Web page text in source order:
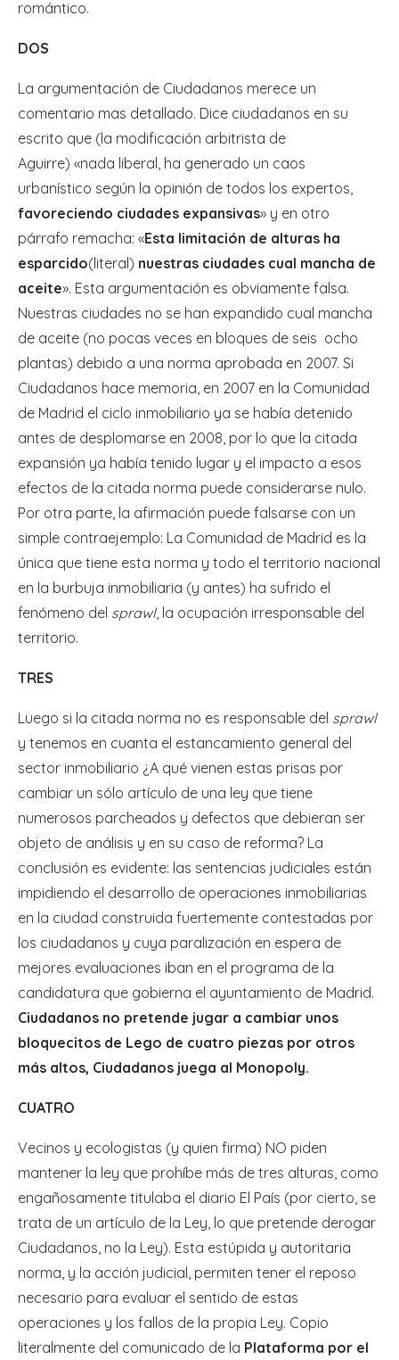
romántico.
DOS
La argumentación de Ciudadanos merece un
comentario mas detallado. Dice ciudadanos en su
escrito que (la modificación arbitrista de
Aguirre) «nada liberal, ha generado un caos
urbanístico según la opinión de todos los expertos,
favoreciendo ciudades expansivas» y en otro
párrafo remacha: «Esta limitación de alturas ha
esparcido(literal) nuestras ciudades cual mancha de
aceite». Esta argumentación es obviamente falsa.
Nuestras ciudades no se han expandido cual mancha
de aceite (no pocas veces en bloques de seis ocho
plantas) debido a una norma aprobada en 2007. Si
Ciudadanos hace memoria, en 2007 en la Comunidad
de Madrid el ciclo inmobiliario ya se había detenido
antes de desplomarse en 2008, por lo que la citada
expansión ya había tenido lugar y el impacto a esos
efectos de la citada norma puede considerarse nulo.
Por otra parte, la afirmación puede falsarse con un
simple contraejemplo: La Comunidad de Madrid es la
única que tiene esta norma y todo el territorio nacional
en la burbuja inmobiliaria (y antes) ha sufrido el
fenómeno del sprawl, la ocupación irresponsable del
territorio.
TRES
Luego si la citada norma no es responsable del sprawl
y tenemos en cuanta el estancamiento general del
sector inmobiliario ¿A qué vienen estas prisas por
cambiar un sólo artículo de una ley que tiene
numerosos parcheados y defectos que debieran ser
objeto de análisis y en su caso de reforma? La
conclusión es evidente: las sentencias judiciales están
impidiendo el desarrollo de operaciones inmobiliarias
en la ciudad construida fuertemente contestadas por
los ciudadanos y cuya paralización en espera de
mejores evaluaciones iban en el programa de la
candidatura que gobierna el ayuntamiento de Madrid.
Ciudadanos no pretende jugar a cambiar unos
bloquecitos de Lego de cuatro piezas por otros
más altos, Ciudadanos juega al Monopoly.
CUATRO
Vecinos y ecologistas (y quien firma) NO piden
mantener la ley que prohíbe más de tres alturas, como
engañosamente titulaba el diario El País (por cierto, se
trata de un artículo de la Ley, lo que pretende derogar
Ciudadanos, no la Ley). Esta estúpida y autoritaria
norma, y la acción judicial, permiten tener el reposo
necesario para evaluar el sentido de estas
operaciones y los fallos de la propia Ley. Copio
literalmente del comunicado de la Plataforma por el